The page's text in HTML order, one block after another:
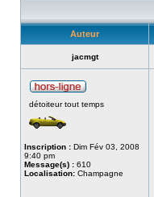
Auteur
jacmgt
détoiteur tout temps
Inscription : Dim Fév 03, 2008
9:40 pm
Message(s) : 610
Localisation: Champagne